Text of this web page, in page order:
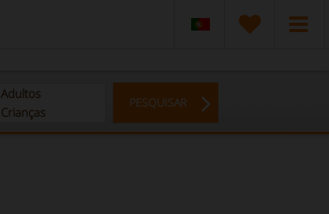
Adultos
Crianças
PESQUISAR